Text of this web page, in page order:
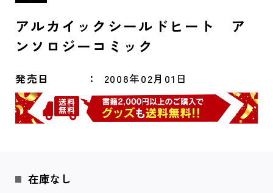
アルカイックシールドヒート ア
ンソロジーコミック
発売日 2008年02月01日
在庫なし